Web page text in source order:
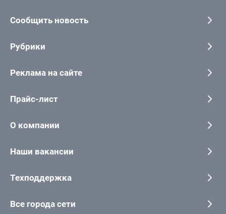
Сообщить новость
Рубрики
Реклама на сайте
Прайс-лист
О компании
Наши вакансии
Техподдержка
Все города сети